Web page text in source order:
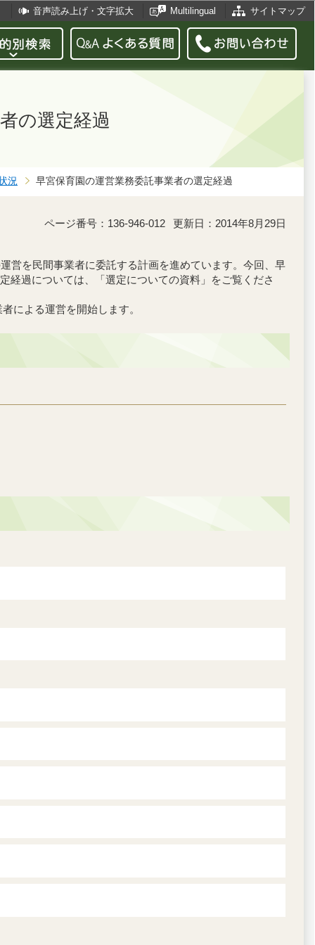
音声読み上げ・文字拡大 Multilingual サイトマップ
の選定経過
況 早宮保育園の運営業務委託事業者の選定経過
ページ番号：136-946-012 更新日：2014年8月29日
を民間事業者に委託する計画を進めています。今回、早
経過については、「選定についての資料」をご覧くださ
による運営を開始します。